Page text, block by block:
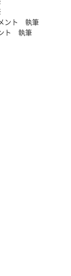
ント 執筆
ト 執筆